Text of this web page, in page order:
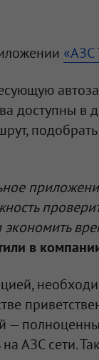
«АЗС
доступны
в
—
АЗС сети.